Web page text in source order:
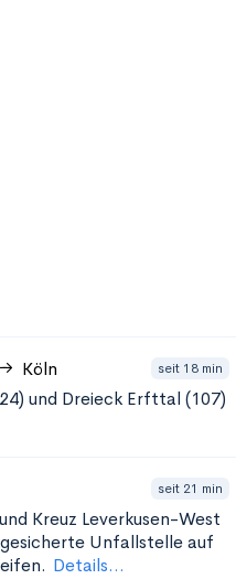
Köln seit 18 min
und Dreieck Erfttal (107)
seit 21 min
Kreuz Leverkusen-West
Unfallstelle auf
Details...